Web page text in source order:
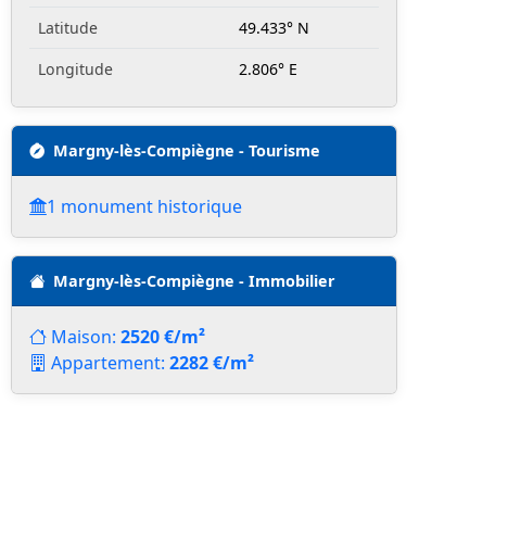
Latitude
49.433° N
Longitude
2.806° E
Margny-lès-Compiègne - Tourisme
1 monument historique
Margny-lès-Compiègne - Immobilier
Maison: 2520 €/m²
Appartement: 2282 €/m²